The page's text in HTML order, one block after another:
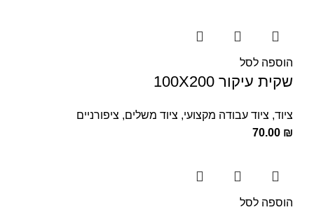
הוספה לסל
שקית עיקור 100X200
ציוד, ציוד עבודה מקצועי, ציוד משלים, ציפורניים
70.00 ₪
הוספה לסל